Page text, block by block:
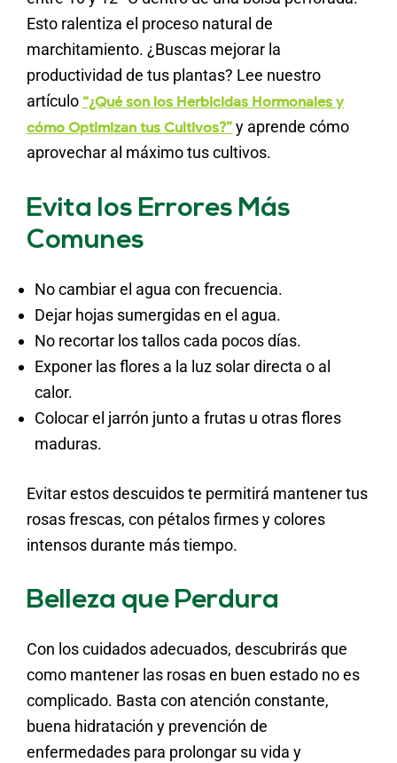
Esto ralentiza el proceso natural de
marchitamiento. ¿Buscas mejorar la
productividad de tus plantas? Lee nuestro
artículo “¿Qué son los Herbicidas Hormonales y
cómo Optimizan tus Cultivos?” y aprende cómo
aprovechar al máximo tus cultivos.
Evita los Errores Más
Comunes
No cambiar el agua con frecuencia.
Dejar hojas sumergidas en el agua.
No recortar los tallos cada pocos días.
Exponer las flores a la luz solar directa o al
calor.
Colocar el jarrón junto a frutas u otras flores
maduras.
Evitar estos descuidos te permitirá mantener tus
rosas frescas, con pétalos firmes y colores
intensos durante más tiempo.
Belleza que Perdura
Con los cuidados adecuados, descubrirás que
como mantener las rosas en buen estado no es
complicado. Basta con atención constante,
buena hidratación y prevención de
enfermedades para prolongar su vida y